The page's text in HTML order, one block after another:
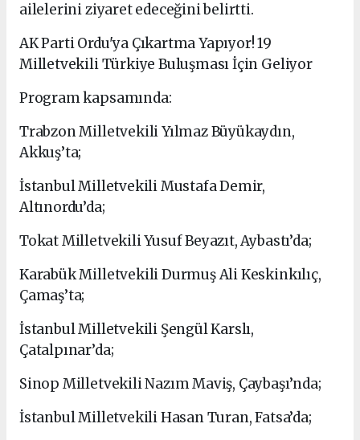
ailelerini ziyaret edeceğini belirtti.
AK Parti Ordu'ya Çıkartma Yapıyor! 19
Milletvekili Türkiye Buluşması İçin Geliyor
Program kapsamında:
Trabzon Milletvekili Yılmaz Büyükaydın,
Akkuş’ta;
İstanbul Milletvekili Mustafa Demir,
Altınordu’da;
Tokat Milletvekili Yusuf Beyazıt, Aybastı’da;
Karabük Milletvekili Durmuş Ali Keskinkılıç,
Çamaş’ta;
İstanbul Milletvekili Şengül Karslı,
Çatalpınar’da;
Sinop Milletvekili Nazım Maviş, Çaybaşı’nda;
İstanbul Milletvekili Hasan Turan, Fatsa’da;